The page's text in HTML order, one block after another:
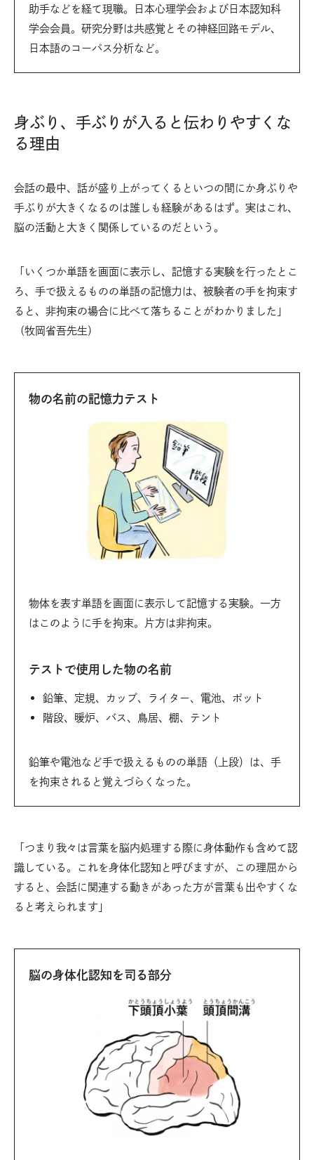
助手などを経て現職。日本心理学会および日本認知科
学会会員。研究分野は共感覚とその神経回路モデル、
日本語のコーパス分析など。
身ぶり、手ぶりが入ると伝わりやすくな
る理由
会話の最中、話が盛り上がってくるといつの間にか身ぶりや
手ぶりが大きくなるのは誰しも経験があるはず。実はこれ、
脳の活動と大きく関係しているのだという。
「いくつか単語を画面に表示し、記憶する実験を行ったとこ
ろ、手で扱えるものの単語の記憶力は、被験者の手を拘束す
ると、非拘束の場合に比べて落ちることがわかりました」
（牧岡省吾先生）
物の名前の記憶力テスト
物体を表す単語を画面に表示して記憶する実験。一方
はこのように手を拘束。片方は非拘束。
テストで使用した物の名前
鉛筆、定規、カップ、ライター、電池、ポット
階段、暖炉、バス、鳥居、棚、テント
鉛筆や電池など手で扱えるものの単語（上段）は、手
を拘束されると覚えづらくなった。
「つまり我々は言葉を脳内処理する際に身体動作も含めて認
識している。これを身体化認知と呼びますが、この理屈から
すると、会話に関連する動きがあった方が言葉も出やすくな
ると考えられます」
脳の身体化認知を司る部分